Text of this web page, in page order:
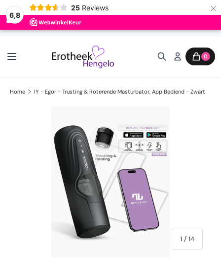
6,8
25 Reviews ×
Ga naar inhoud
0
Home IY - Egor - Trusting & Roterende Masturbator, App Bediend - Zwart
Ga direct naar productinformatie
1 / van
14